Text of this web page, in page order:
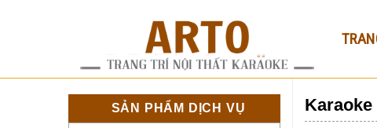
SẢN PHẨM DỊCH VỤ